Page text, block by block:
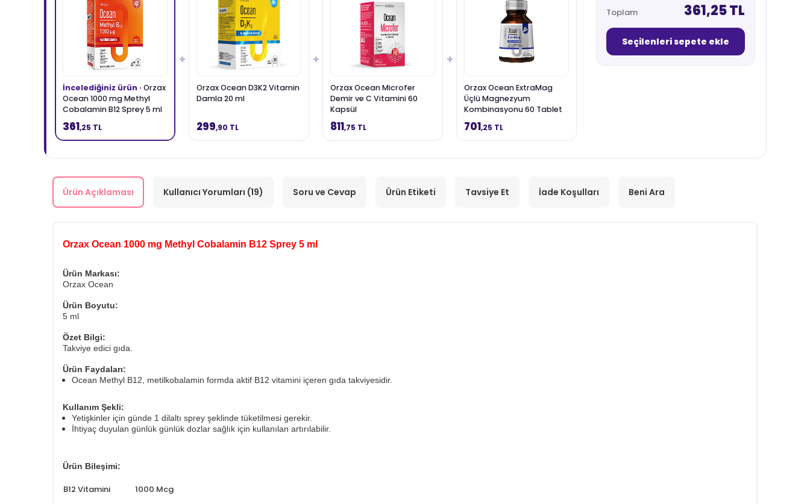
İncelediğiniz ürün · Orzax
Ocean 1000 mg Methyl
Cobalamin B12 Sprey 5 ml
361,25 TL
+
Orzax Ocean D3K2 Vitamin
Damla 20 ml
299,90 TL
+
Orzax Ocean Microfer
Demir ve C Vitamini 60
Kapsül
811,75 TL
+
Orzax Ocean ExtraMag
Üçlü Magnezyum
Kombinasyonu 60 Tablet
701,25 TL
Toplam 361,25 TL
Seçilenleri sepete ekle
Ürün Açıklaması Kullanıcı Yorumları (19) Soru ve Cevap Ürün Etiketi Tavsiye Et İade Koşulları Beni Ara
Orzax Ocean 1000 mg Methyl Cobalamin B12 Sprey 5 ml
Ürün Markası:
Orzax Ocean
Ürün Boyutu:
5 ml
Özet Bilgi:
Takviye edici gıda.
Ürün Faydaları:
Ocean Methyl B12, metilkobalamin formda aktif B12 vitamini içeren gıda takviyesidir.
Kullanım Şekli:
Yetişkinler için günde 1 dilaltı sprey şeklinde tüketilmesi gerekir.
İhtiyaç duyulan günlük günlük dozlar sağlık için kullanılan artırılabilir.
Ürün Bileşimi:
B12 Vitamini 1000 Mcg